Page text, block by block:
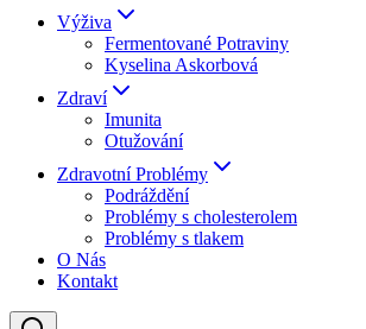
Výživa
Fermentované Potraviny
Kyselina Askorbová
Zdraví
Imunita
Otužování
Zdravotní Problémy
Podráždění
Problémy s cholesterolem
Problémy s tlakem
O Nás
Kontakt